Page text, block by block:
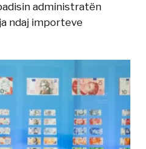
administratën
ndaj importeve